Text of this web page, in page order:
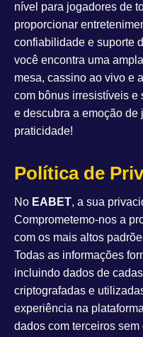
nível para jogadores de
proporcionar
confiabilidade e suporte
você encontra uma
mesa, cassino ao vivo e
com bônus irresistíveis e
e descubra a emoção de
praticidade!
Política de
No EABET, a sua
Comprometemo-nos a
com os mais altos
Todas as informações
incluindo dados de
criptografadas e
experiência na
dados com terceiros